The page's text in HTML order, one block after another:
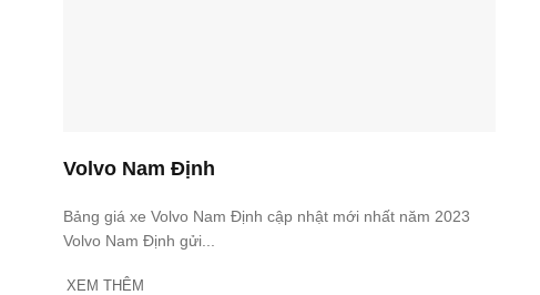
Volvo Nam Định
Bảng giá xe Volvo Nam Định cập nhật mới nhất năm 2023
Volvo Nam Định gửi...
XEM THÊM